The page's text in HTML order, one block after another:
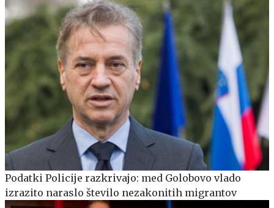
Podatki Policije razkrivajo: med Golobovo vlado
izrazito naraslo število nezakonitih migrantov